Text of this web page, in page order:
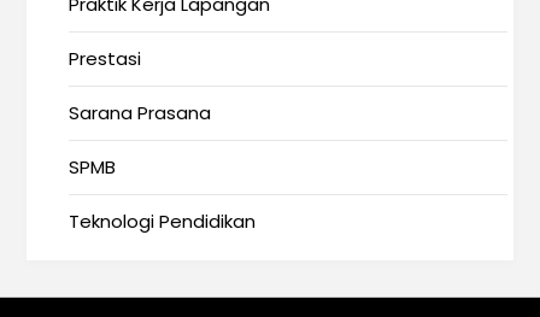
Prestasi
Sarana Prasana
SPMB
Teknologi Pendidikan